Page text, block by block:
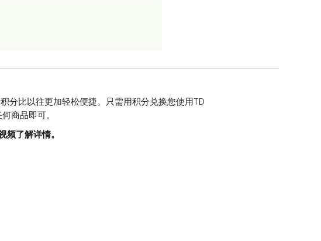
分比以往更加轻松便捷。只需用积分兑换您使用TD
商品即可。
频了解详情。